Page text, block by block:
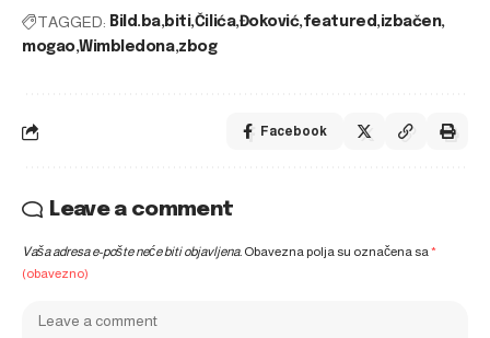
TAGGED: Bild.ba biti Čilića Đoković featured izbačen
mogao Wimbledona zbog
Facebook
Leave a comment
Vaša adresa e-pošte neće biti objavljena. Obavezna polja su označena sa*
(obavezno)